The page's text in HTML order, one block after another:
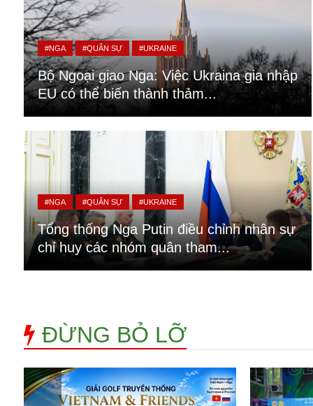
An ninh
Anh
Australia
Amazon
Army Games
Angela Merkel
Aeroflot
ASEAN
Argentina
Ai
Azovstal
#NGA #QUÂN SỰ #UKRAINE
Bộ Ngoại giao Nga: Việc Ukraina gia nhập
EU có thể biến thành thảm...
#NGA #QUÂN SỰ #UKRAINE
Tổng thống Nga Putin điều chỉnh nhân sự
chỉ huy các nhóm quân tham...
ĐỪNG BỎ LỠ